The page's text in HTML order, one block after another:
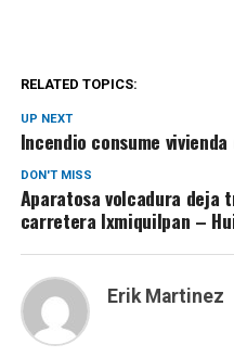
RELATED TOPICS:
UP NEXT
Incendio consume vivienda
DON'T MISS
Aparatosa volcadura deja
carretera Ixmiquilpan –
Erik Martinez